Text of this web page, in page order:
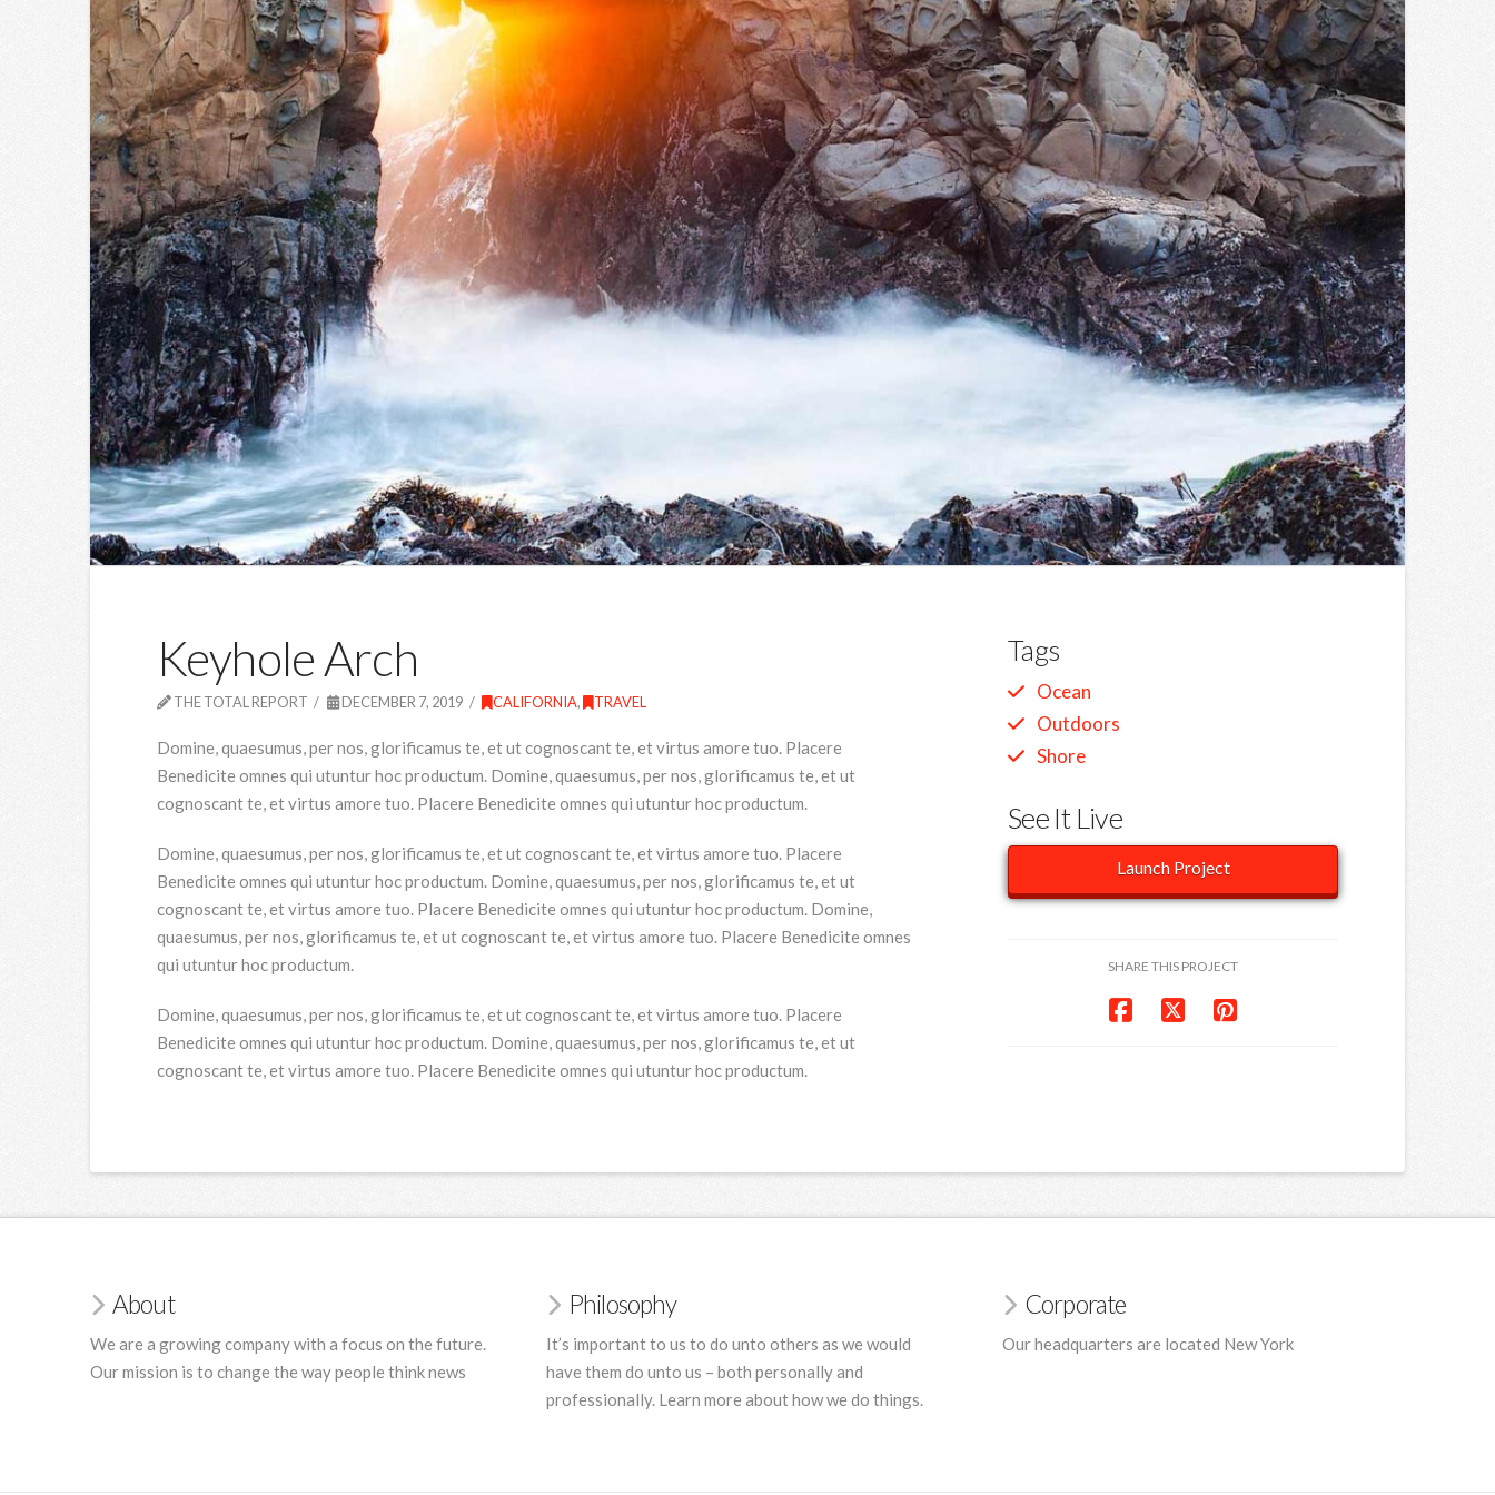
Keyhole Arch
THE TOTAL REPORT DECEMBER 7, 2019 CALIFORNIA, TRAVEL
Domine, quaesumus, per nos, glorificamus te, et ut cognoscant te, et virtus amore tuo. Placere
Benedicite omnes qui utuntur hoc productum. Domine, quaesumus, per nos, glorificamus te, et ut
cognoscant te, et virtus amore tuo. Placere Benedicite omnes qui utuntur hoc productum.
Domine, quaesumus, per nos, glorificamus te, et ut cognoscant te, et virtus amore tuo. Placere
Benedicite omnes qui utuntur hoc productum. Domine, quaesumus, per nos, glorificamus te, et ut
cognoscant te, et virtus amore tuo. Placere Benedicite omnes qui utuntur hoc productum. Domine,
quaesumus, per nos, glorificamus te, et ut cognoscant te, et virtus amore tuo. Placere Benedicite omnes
qui utuntur hoc productum.
Domine, quaesumus, per nos, glorificamus te, et ut cognoscant te, et virtus amore tuo. Placere
Benedicite omnes qui utuntur hoc productum. Domine, quaesumus, per nos, glorificamus te, et ut
cognoscant te, et virtus amore tuo. Placere Benedicite omnes qui utuntur hoc productum.
Tags
Ocean
Outdoors
Shore
See It Live
Launch Project
SHARE THIS PROJECT
About
We are a growing company with a focus on the future.
Our mission is to change the way people think news
Philosophy
It’s important to us to do unto others as we would
have them do unto us – both personally and
professionally. Learn more about how we do things.
Corporate
Our headquarters are located New York